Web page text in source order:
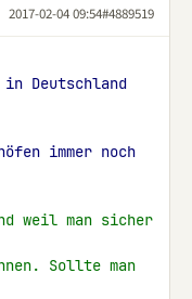
2017-02-04 09:54#4889519
Deutschland
immer noch
weil man sicher
Sollte man